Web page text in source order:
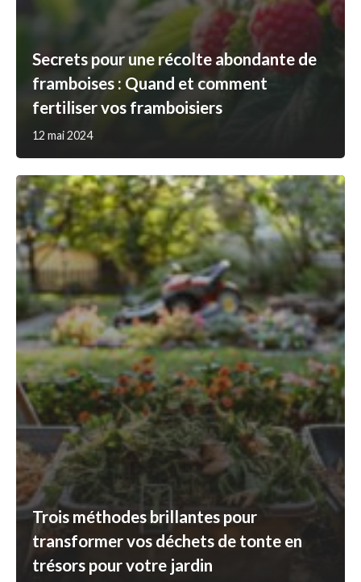
Secrets pour une récolte abondante de
framboises : Quand et comment
fertiliser vos framboisiers
12 mai 2024
Trois méthodes brillantes pour
transformer vos déchets de tonte en
trésors pour votre jardin